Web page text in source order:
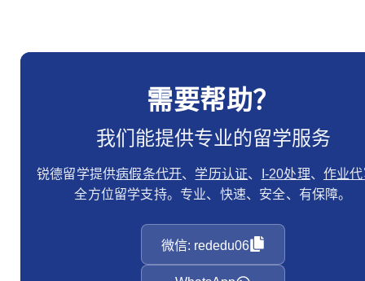
需要帮助？
我们能提供专业的留学服务
锐德留学提供病假条代开、 学历认证、 I-20处理、 作业
全方位留学支持。专业、快速、安全、有保障。
微信: rededu06